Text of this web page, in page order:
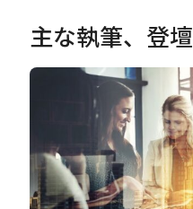
主な執筆、登壇